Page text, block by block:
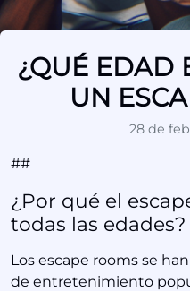
¿QUÉ EDAD
UN
28 de
##
¿Por qué el
todas las edades?
Los escape rooms se
de entretenimiento